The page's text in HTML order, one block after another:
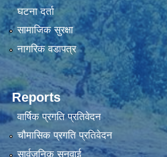
घटना दर्ता
सामाजिक सुरक्षा
नागरिक वडापत्र
Reports
वार्षिक प्रगति प्रतिवेदन
चौमासिक प्रगति प्रतिवेदन
सार्वजनिक सुनुवाई